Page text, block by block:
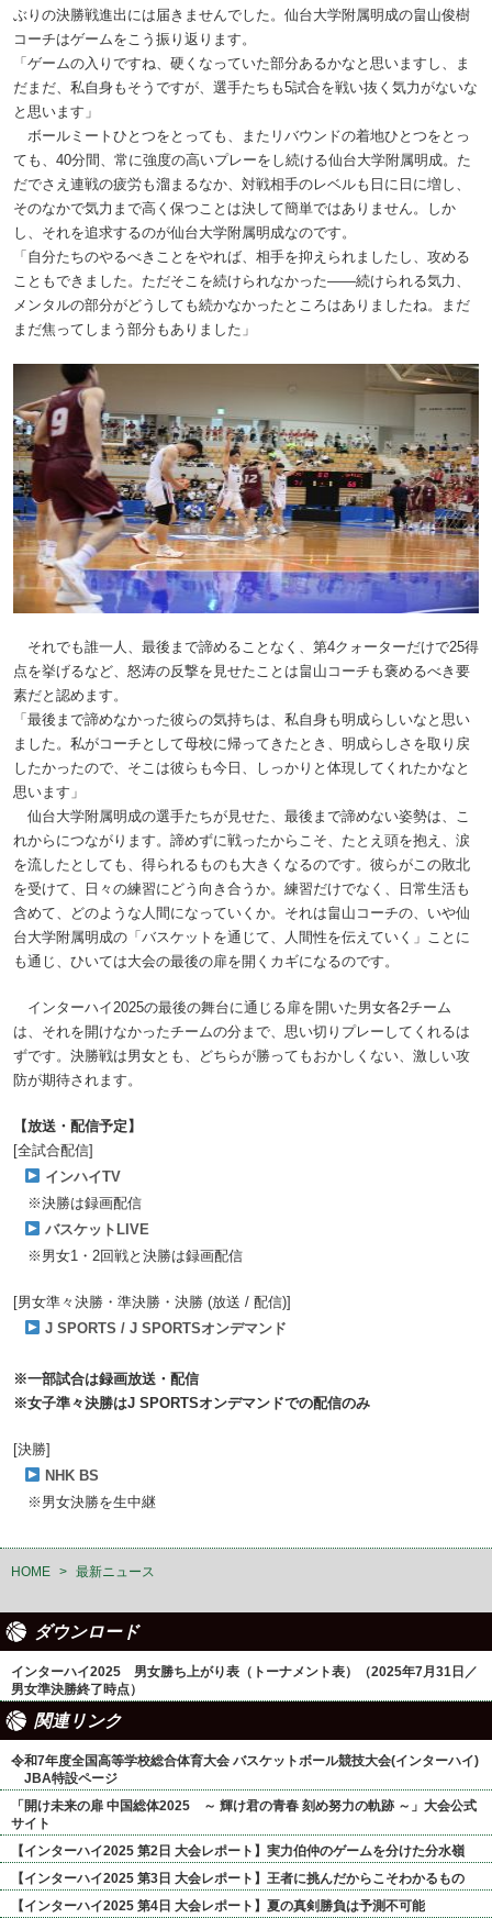
ぶりの決勝戦進出には届きませんでした。仙台大学附属明成の畠山俊樹
コーチはゲームをこう振り返ります。
「ゲームの入りですね、硬くなっていた部分あるかなと思いますし、ま
だまだ、私自身もそうですが、選手たちも5試合を戦い抜く気力がないな
と思います」
ボールミートひとつをとっても、またリバウンドの着地ひとつをとっ
ても、40分間、常に強度の高いプレーをし続ける仙台大学附属明成。た
だでさえ連戦の疲労も溜まるなか、対戦相手のレベルも日に日に増し、
そのなかで気力まで高く保つことは決して簡単ではありません。しか
し、それを追求するのが仙台大学附属明成なのです。
「自分たちのやるべきことをやれば、相手を抑えられましたし、攻める
こともできました。ただそこを続けられなかった――続けられる気力、
メンタルの部分がどうしても続かなかったところはありましたね。まだ
まだ焦ってしまう部分もありました」
それでも誰一人、最後まで諦めることなく、第4クォーターだけで25得
点を挙げるなど、怒涛の反撃を見せたことは畠山コーチも褒めるべき要
素だと認めます。
「最後まで諦めなかった彼らの気持ちは、私自身も明成らしいなと思い
ました。私がコーチとして母校に帰ってきたとき、明成らしさを取り戻
したかったので、そこは彼らも今日、しっかりと体現してくれたかなと
思います」
仙台大学附属明成の選手たちが見せた、最後まで諦めない姿勢は、こ
れからにつながります。諦めずに戦ったからこそ、たとえ頭を抱え、涙
を流したとしても、得られるものも大きくなるのです。彼らがこの敗北
を受けて、日々の練習にどう向き合うか。練習だけでなく、日常生活も
含めて、どのような人間になっていくか。それは畠山コーチの、いや仙
台大学附属明成の「バスケットを通じて、人間性を伝えていく」ことに
も通じ、ひいては大会の最後の扉を開くカギになるのです。
インターハイ2025の最後の舞台に通じる扉を開いた男女各2チーム
は、それを開けなかったチームの分まで、思い切りプレーしてくれるは
ずです。決勝戦は男女とも、どちらが勝ってもおかしくない、激しい攻
防が期待されます。
【放送・配信予定】
[全試合配信]
インハイTV
※決勝は録画配信
バスケットLIVE
※男女1・2回戦と決勝は録画配信
[男女準々決勝・準決勝・決勝 (放送 / 配信)]
J SPORTS / J SPORTSオンデマンド
※一部試合は録画放送・配信
※女子準々決勝はJ SPORTSオンデマンドでの配信のみ
[決勝]
NHK BS
※男女決勝を生中継
HOME > 最新ニュース
ダウンロード
インターハイ2025 男女勝ち上がり表（トーナメント表）（2025年7月31日／
男女準決勝終了時点）
関連リンク
令和7年度全国高等学校総合体育大会 バスケットボール競技大会(インターハイ)
JBA特設ページ
「開け未来の扉 中国総体2025 ～ 輝け君の青春 刻め努力の軌跡 ～」大会公式
サイト
【インターハイ2025 第2日 大会レポート】実力伯仲のゲームを分けた分水嶺
【インターハイ2025 第3日 大会レポート】王者に挑んだからこそわかるもの
【インターハイ2025 第4日 大会レポート】夏の真剣勝負は予測不可能